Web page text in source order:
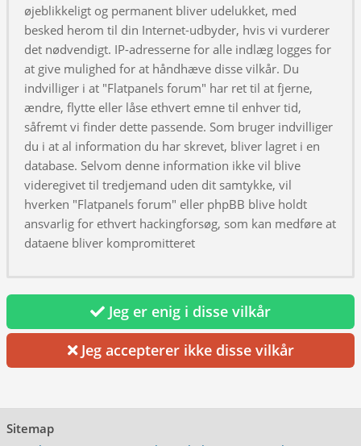
øjeblikkeligt og permanent bliver udelukket, med
besked herom til din Internet-udbyder, hvis vi vurderer
det nødvendigt. IP-adresserne for alle indlæg logges for
at give mulighed for at håndhæve disse vilkår. Du
indvilliger i at "Flatpanels forum" har ret til at fjerne,
ændre, flytte eller låse ethvert emne til enhver tid,
såfremt vi finder dette passende. Som bruger indvilliger
du i at al information du har skrevet, bliver lagret i en
database. Selvom denne information ikke vil blive
videregivet til tredjemand uden dit samtykke, vil
hverken "Flatpanels forum" eller phpBB blive holdt
ansvarlig for ethvert hackingforsøg, som kan medføre at
dataene bliver kompromitteret
Jeg er enig i disse vilkår
Jeg accepterer ikke disse vilkår
Sitemap